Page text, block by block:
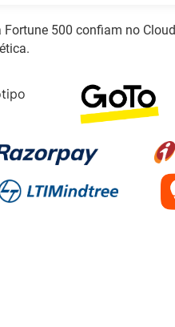
500 confiam no